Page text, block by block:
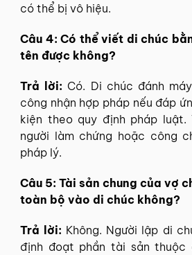
có thể bị vô hiệu.
Câu 4: Có thể viết di chúc
tên được không?
Trả lời: Có. Di chúc đánh
công nhận hợp pháp nếu đáp
kiện theo quy định pháp luật.
người làm chứng hoặc công
pháp lý.
Câu 5: Tài sản chung của vợ
toàn bộ vào di chúc không?
Trả lời: Không. Người lập di
định đoạt phần tài sản thuộc